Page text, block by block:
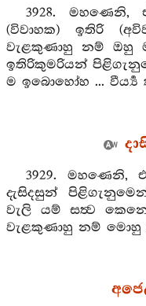
3928.
(විවාහක) ඉතිරි
වැළකුණාහු නම් ඔහු
ඉතිරිකුමරියන්
ම ඉබොහෝහ ... වීර්‍ය්‍ය
3929.
දැසිදසුන්
වැලි යම් සත්‍ව
වැළකුණාහු නම් මොහු